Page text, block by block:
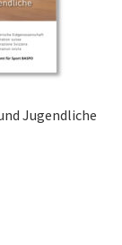
Jugendliche